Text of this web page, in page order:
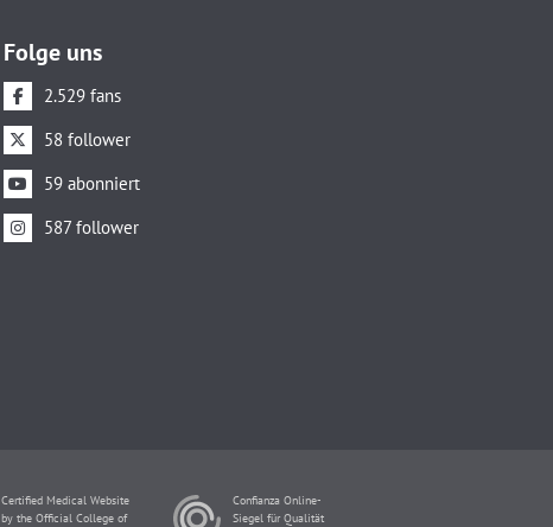
Folge uns
2.529 fans
58 follower
59 abonniert
587 follower
Certified Medical Website
by the Official College of
Confianza Online-
Siegel für Qualität